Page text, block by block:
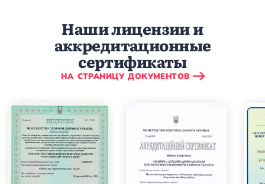
Наши лицензии и
аккредитационные
сертификаты
НА СТРАНИЦУ ДОКУМЕНТОВ